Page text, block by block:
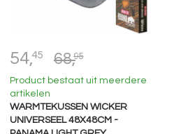
54,45 68,95
Product bestaat uit meerdere
artikelen
WARMTEKUSSEN WICKER
UNIVERSEEL 48X48CM -